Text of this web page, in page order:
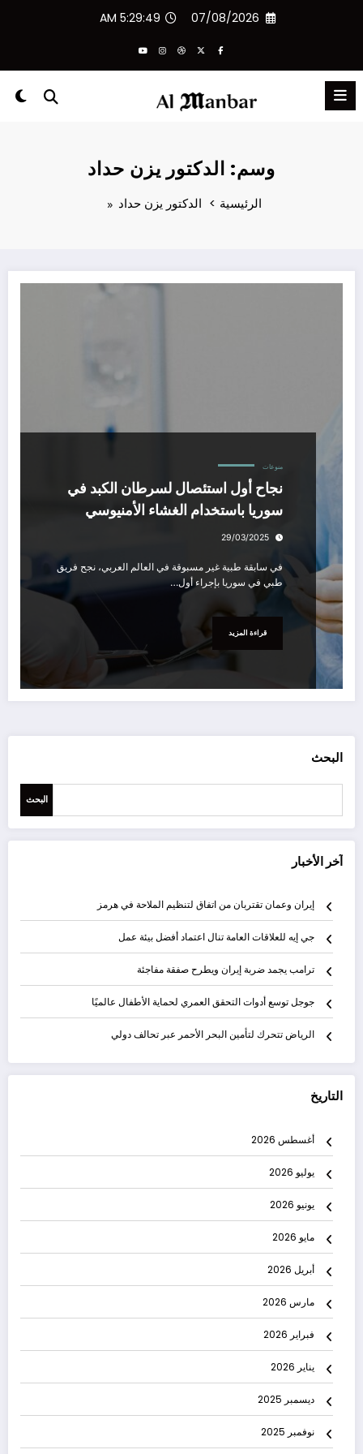
07/08/2026
5:29:50 AM
وسم: الدكتور يزن حداد
الرئيسية الدكتور يزن حداد
منوعات
نجاح أول استئصال لسرطان الكبد في
سوريا باستخدام الغشاء الأمنيوسي
29/03/2025
‎في سابقة طبية غير مسبوقة في العالم العربي، نجح فريق
طبي في سوريا بإجراء أول…
قراءة المزيد
البحث
البحث
آخر الأخبار
إيران وعمان تقتربان من اتفاق لتنظيم الملاحة في هرمز
جي إيه للعلاقات العامة تنال اعتماد أفضل بيئة عمل
ترامب يجمد ضربة إيران ويطرح صفقة مفاجئة
جوجل توسع أدوات التحقق العمري لحماية الأطفال عالميًا
الرياض تتحرك لتأمين البحر الأحمر عبر تحالف دولي
التاريخ
أغسطس 2026
يوليو 2026
يونيو 2026
مايو 2026
أبريل 2026
مارس 2026
فبراير 2026
يناير 2026
ديسمبر 2025
نوفمبر 2025